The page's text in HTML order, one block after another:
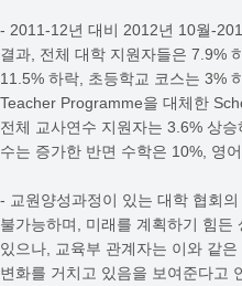
- 2011-12년 대비 2012년 10월-
결과, 전체 대학 지원자들은 7.9%
11.5% 하락, 초등학교 코스는 3%
Teacher Programme을 대체한
전체 교사연수 지원자는 3.6% 상
수는 증가한 반면 수학은 10%, 영
- 교원양성과정이 있는 대학 협회
불가능하며, 미래를 계획하기 힘든
있으나, 교육부 관계자는 이와 같
변화를 거치고 있음을 보여준다고